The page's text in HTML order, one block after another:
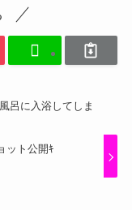
呂に入浴してしま
ット公開ｷ